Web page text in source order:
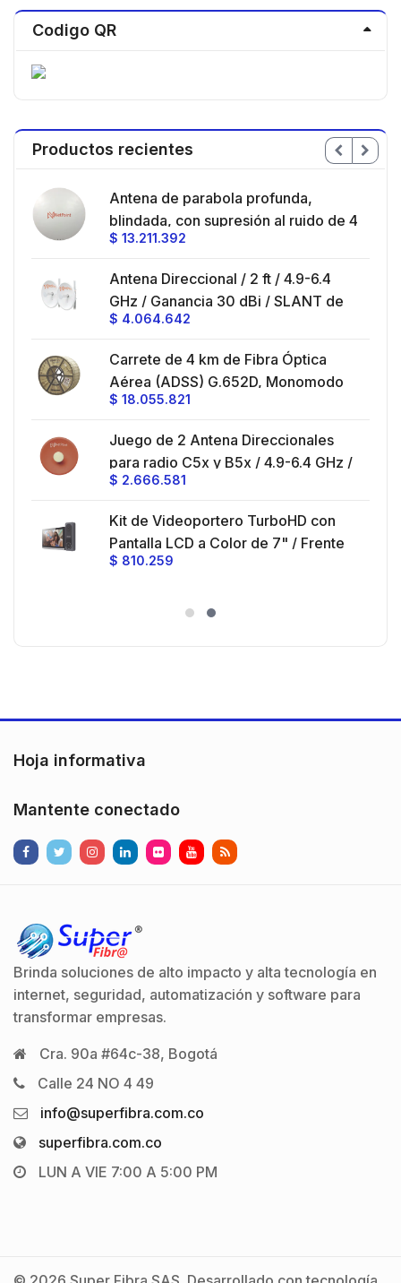
Codigo QR
Productos recientes
Antena de parabola profunda,
blindada, con supresión al ruido de 4
ft, 5.9-7.2 GHz, Ganancia 36 dBi con
hasta 80 km, Conectores N-hembra,
montaje con alineación milimétrica.
$ 13.211.392
Antena Direccional / 2 ft / 4.9-6.4
GHz / Ganancia 30 dBi / SLANT de
45 ° y 90 ° / Conector N-Hembra /
Montaje y jumpers incluidos.
$ 4.064.642
Carrete de 4 km de Fibra Óptica
Aérea (ADSS) G.652D, Monomodo
de 24 Hilos, Exterior, Span 200,
$ 18.055.821
Juego de 2 Antena Direccionales
para radio C5x y B5x / 4.9-6.4 GHz /
Ganancia 27 dBi / Montaje incluido.
$ 2.666.581
Kit de Videoportero TurboHD con
Pantalla LCD a Color de 7" / Frente
de Calle para Exterior de
)130° de Visión (Gran Angular)
$ 810.259
Hoja informativa
Mantente conectado
Brinda soluciones de alto impacto y alta tecnología en
internet, seguridad, automatización y software para
transformar empresas.
Cra. 90a #64c-38, Bogotá
Calle 24 NO 4 49
info@superfibra.com.co
superfibra.com.co
LUN A VIE 7:00 A 5:00 PM